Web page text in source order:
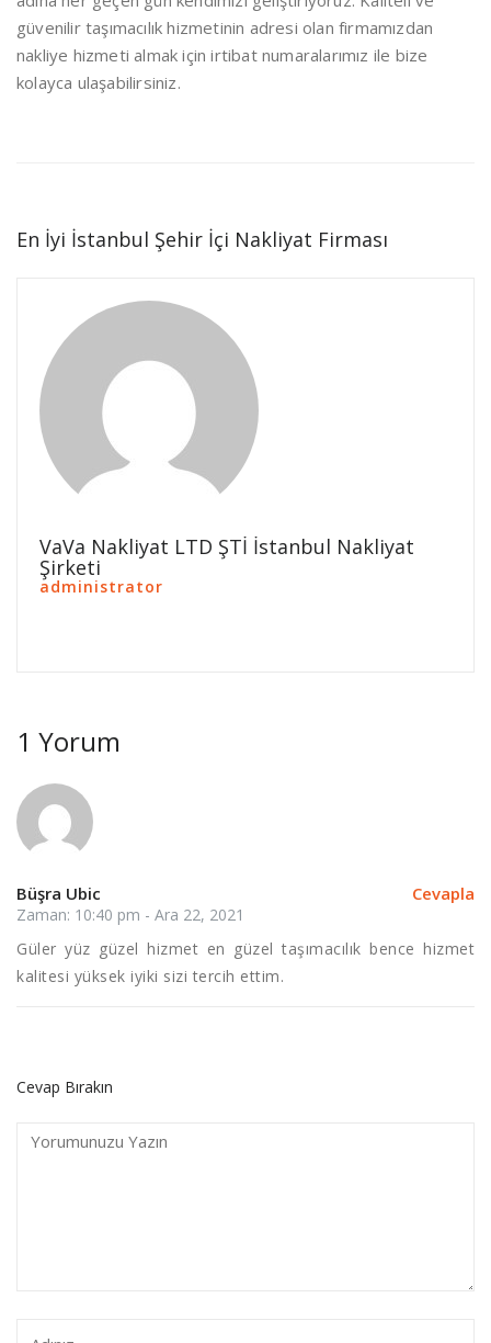
güvenilir taşımacılık hizmetinin adresi olan firmamızdan
nakliye hizmeti almak için irtibat numaralarımız ile bize
kolayca ulaşabilirsiniz.
En İyi İstanbul Şehir İçi Nakliyat Firması
VaVa Nakliyat LTD ŞTİ İstanbul Nakliyat
Şirketi
administrator
1 Yorum
Cevapla
Büşra Ubic
Zaman: 10:40 pm - Ara 22, 2021
Güler yüz güzel hizmet en güzel taşımacılık bence hizmet
kalitesi yüksek iyiki sizi tercih ettim.
Cevap Bırakın